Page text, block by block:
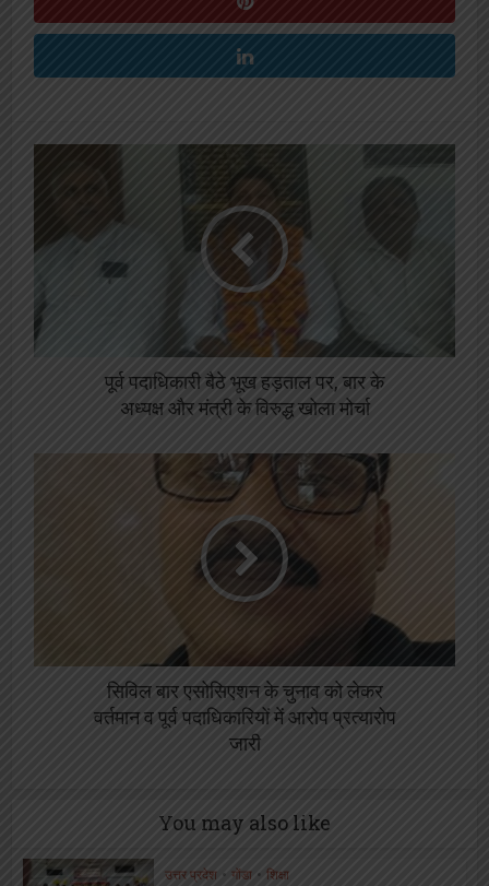
पूर्व पदाधिकारी बैठे भूख हड़ताल पर, बार के
अध्यक्ष और मंत्री के विरुद्ध खोला मोर्चा
सिविल बार एसोसिएशन के चुनाव को लेकर
वर्तमान व पूर्व पदाधिकारियों में आरोप प्रत्यारोप
जारी
You may also like
उत्तर प्रदेश • गोंडा • शिक्षा